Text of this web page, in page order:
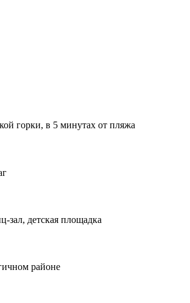
горки, в 5 минутах от пляжа
зал, детская площадка
районе